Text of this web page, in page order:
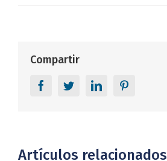
Compartir
FacebookTwitterLinkedIn
Artículos relacionados